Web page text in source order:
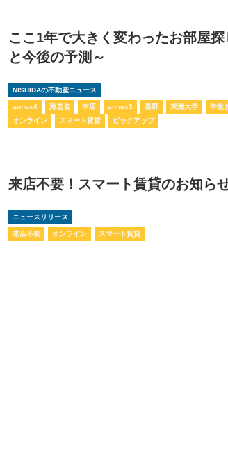
ここ1年で大きく変わったお部屋
と今後の予測～
NISHIDAの不動産ニュース
annex4 海老名 本店 annex3 秦野 東海大学 学生
オンライン
スマート賃貸 ピックアップ
来店不要！スマート賃貸のお知ら
ニュースリリース
来店不要 オンライン スマート賃貸